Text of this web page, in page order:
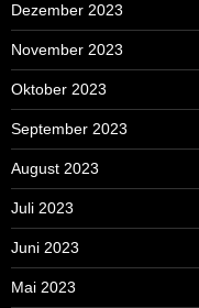
Dezember 2023
November 2023
Oktober 2023
September 2023
August 2023
Juli 2023
Juni 2023
Mai 2023